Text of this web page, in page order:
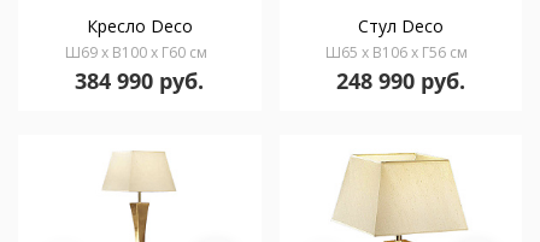
Кресло Deco
Ш69 x В100 x Г60 см
384 990 руб.
Стул Deco
Ш65 x В106 x Г56 см
248 990 руб.